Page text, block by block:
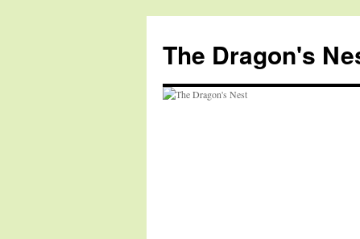
The Dragon's